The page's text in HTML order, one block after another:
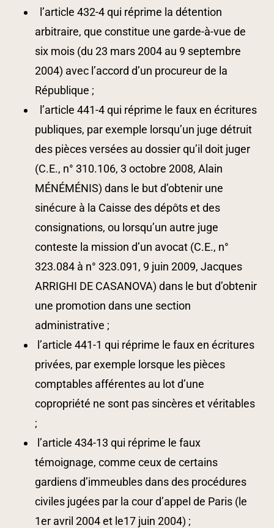
l’article 432-4 qui réprime la détention
arbitraire, que constitue une garde-à-vue de
six mois (du 23 mars 2004 au 9 septembre
2004) avec l’accord d’un procureur de la
République ;
l’article 441-4 qui réprime le faux en écritures
publiques, par exemple lorsqu’un juge détruit
des pièces versées au dossier qu’il doit juger
(C.E., n° 310.106, 3 octobre 2008, Alain
MÉNÉMÉNIS) dans le but d’obtenir une
sinécure à la Caisse des dépôts et des
consignations, ou lorsqu’un autre juge
conteste la mission d’un avocat (C.E., n°
323.084 à n° 323.091, 9 juin 2009, Jacques
ARRIGHI DE CASANOVA) dans le but d’obtenir
une promotion dans une section
administrative ;
l’article 441-1 qui réprime le faux en écritures
privées, par exemple lorsque les pièces
comptables afférentes au lot d’une
copropriété ne sont pas sincères et véritables
;
l’article 434-13 qui réprime le faux
témoignage, comme ceux de certains
gardiens d’immeubles dans des procédures
civiles jugées par la cour d’appel de Paris (le
1er avril 2004 et le17 juin 2004) ;